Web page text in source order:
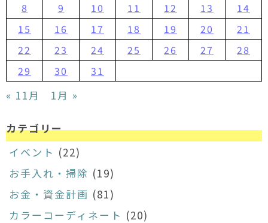
8
9 10 11 12 13
14
15
16 17 18 19 20
21
22
23 24 25 26 27
28
29
30 31
« 11月 1月 »
カテゴリー
イベント (22)
お手入れ・掃除 (19)
お金・資金計画 (81)
カラーコーディネート (20)